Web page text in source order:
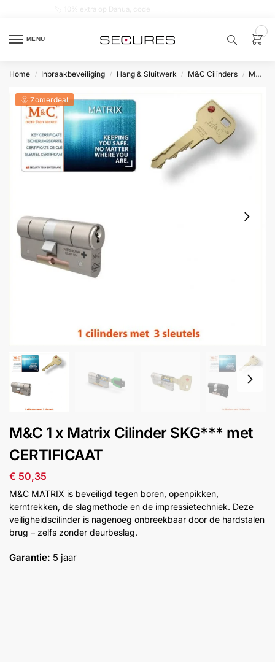
MENU
product…
samenstellen
Alarm
met
Camera's
&
Intercom
Inbraakbeveiliging
Merken
Outlet
Help &
Home / Inbraakbeveiliging / Hang & Sluitwerk / M&C Cilinders / Matrix
🌞 Zomerdeal
M&C 1 x Matrix Cilinder SKG*** met
CERTIFICAAT
€ 50,35
M&C MATRIX is beveiligd tegen boren, openpikken,
kerntrekken, de slagmethode en de impressietechniek. Deze
veiligheidscilinder is nagenoeg onbreekbaar door de hardstalen
brug – zelfs zonder deurbeslag.
Garantie: 5 jaar